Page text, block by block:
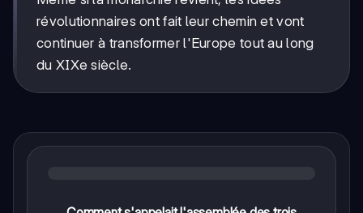
révolutionnaires ont fait leur chemin et vont
continuer à transformer l'Europe tout au long
du XIXe siècle.